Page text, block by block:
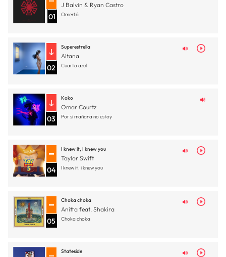
01
J Balvin & Ryan Castro
Omertá
02
Superestrella
Aitana
Cuarto azul
03
Koko
Omar Courtz
Por si mañana no estoy
04
I knew it, I knew you
Taylor Swift
I knew it, i knew you
05
Choka choka
Anitta feat. Shakira
Choka choka
Stateside